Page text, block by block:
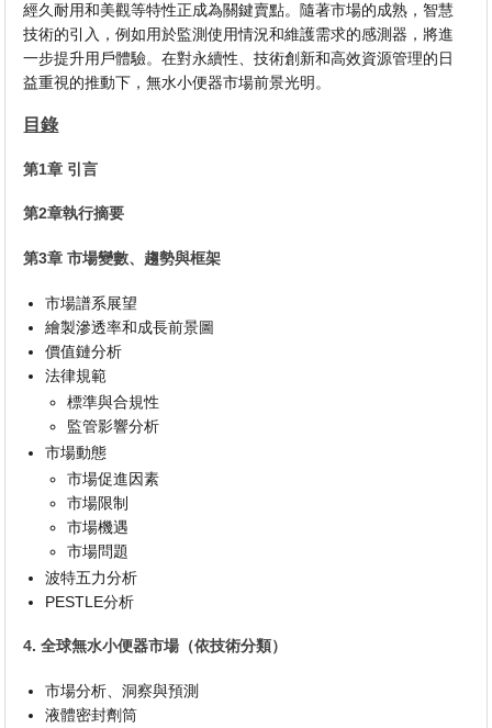
經久耐用和美觀等特性正成為關鍵賣點。隨著市場的成熟，智慧
技術的引入，例如用於監測使用情況和維護需求的感測器，將進
一步提升用戶體驗。在對永續性、技術創新和高效資源管理的日
益重視的推動下，無水小便器市場前景光明。
目錄
第1章 引言
第2章執行摘要
第3章 市場變數、趨勢與框架
市場譜系展望
繪製滲透率和成長前景圖
價值鏈分析
法律規範
標準與合規性
監管影響分析
市場動態
市場促進因素
市場限制
市場機遇
市場問題
波特五力分析
PESTLE分析
4. 全球無水小便器市場（依技術分類）
市場分析、洞察與預測
液體密封劑筒